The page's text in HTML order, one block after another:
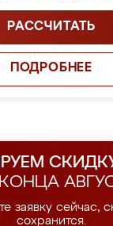
РАССЧИТАТЬ
ПОДРОБНЕЕ
заявку сейчас,
сохранится.